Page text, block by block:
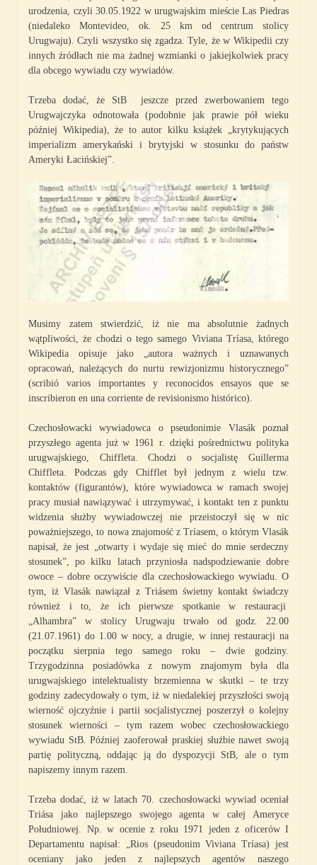
urodzenia, czyli 30.05.1922 w urugwajskim mieście Las Piedras
(niedaleko Montevideo, ok. 25 km od centrum stolicy
Urugwaju). Czyli wszystko się zgadza. Tyle, że w Wikipedii czy
innych źródłach nie ma żadnej wzmianki o jakiejkolwiek pracy
dla obcego wywiadu czy wywiadów.
Trzeba dodać, że StB jeszcze przed zwerbowaniem tego
Urugwajczyka odnotowała (podobnie jak prawie pół wieku
później Wikipedia), że to autor kilku książek „krytykujących
imperializm amerykański i brytyjski w stosunku do państw
Ameryki Łacińskiej”.
Musimy zatem stwierdzić, iż nie ma absolutnie żadnych
wątpliwości, że chodzi o tego samego Viviana Tríasa, którego
Wikipedia opisuje jako „autora ważnych i uznawanych
opracowań, należących do nurtu rewizjonizmu historycznego”
(scribió varios importantes y reconocidos ensayos que se
inscribieron en una corriente de revisionismo histórico).
Czechosłowacki wywiadowca o pseudonimie Vlasák poznał
przyszłego agenta już w 1961 r. dzięki pośrednictwu polityka
urugwajskiego, Chiffleta. Chodzi o socjalistę Guillerma
Chiffleta. Podczas gdy Chifflet był jednym z wielu tzw.
kontaktów (figurantów), które wywiadowca w ramach swojej
pracy musiał nawiązywać i utrzymywać, i kontakt ten z punktu
widzenia służby wywiadowczej nie przeistoczył się w nic
poważniejszego, to nowa znajomość z Tríasem, o którym Vlasák
napisał, że jest „otwarty i wydaje się mieć do mnie serdeczny
stosunek”, po kilku latach przyniosła nadspodziewanie dobre
owoce – dobre oczywiście dla czechosłowackiego wywiadu. O
tym, iż Vlasák nawiązał z Triásem świetny kontakt świadczy
również i to, że ich pierwsze spotkanie w restauracji
„Alhambra” w stolicy Urugwaju trwało od godz. 22.00
(21.07.1961) do 1.00 w nocy, a drugie, w innej restauracji na
początku sierpnia tego samego roku – dwie godziny.
Trzygodzinna posiadówka z nowym znajomym była dla
urugwajskiego intelektualisty brzemienna w skutki – te trzy
godziny zadecydowały o tym, iż w niedalekiej przyszłości swoją
wierność ojczyźnie i partii socjalistycznej poszerzył o kolejny
stosunek wierności – tym razem wobec czechosłowackiego
wywiadu StB. Później zaoferował praskiej służbie nawet swoją
partię polityczną, oddając ją do dyspozycji StB, ale o tym
napiszemy innym razem.
Trzeba dodać, iż w latach 70. czechosłowacki wywiad oceniał
Triása jako najlepszego swojego agenta w całej Ameryce
Południowej. Np. w ocenie z roku 1971 jeden z oficerów I
Departamentu napisał: „Rios (pseudonim Viviana Tríasa) jest
oceniany jako jeden z najlepszych agentów naszego